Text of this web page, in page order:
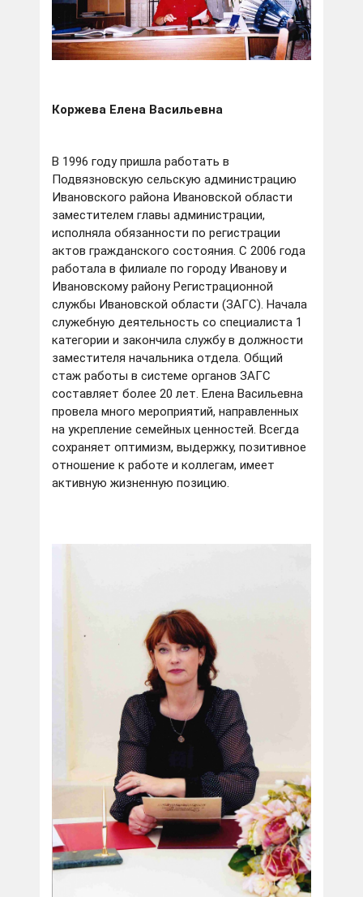
Коржева Елена Васильевна
В 1996 году пришла работать в
Подвязновскую сельскую администрацию
Ивановского района Ивановской области
заместителем главы администрации,
исполняла обязанности по регистрации
актов гражданского состояния. С 2006 года
работала в филиале по городу Иванову и
Ивановскому району Регистрационной
службы Ивановской области (ЗАГС). Начала
служебную деятельность со специалиста 1
категории и закончила службу в должности
заместителя начальника отдела. Общий
стаж работы в системе органов ЗАГС
составляет более 20 лет. Елена Васильевна
провела много мероприятий, направленных
на укрепление семейных ценностей. Всегда
сохраняет оптимизм, выдержку, позитивное
отношение к работе и коллегам, имеет
активную жизненную позицию.